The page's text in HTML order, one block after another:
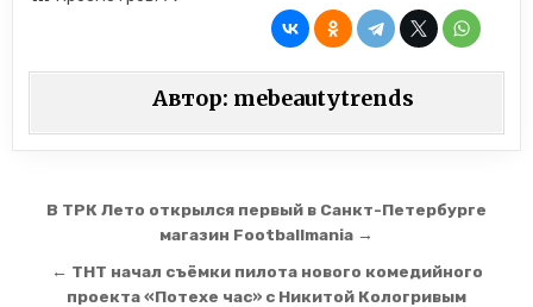
Автор: mebeautytrends
Навигация по записям
В ТРК Лето открылся первый в Санкт-Петербурге
магазин Footballmania →
← ТНТ начал съёмки пилота нового комедийного
проекта «Потехе час» с Никитой Кологривым